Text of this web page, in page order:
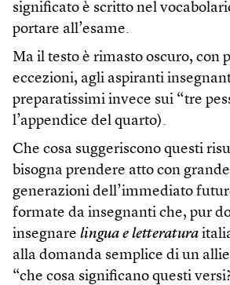
significato è scritto nel
portare all’esame.
Ma il testo è rimasto oscuro, con
eccezioni, agli aspiranti
preparatissimi invece sui “tre
l’appendice del quarto).
Che cosa suggeriscono questi
bisogna prendere atto con
generazioni dell’immediato
formate da insegnanti che, pur
insegnare lingua e letteratura
alla domanda semplice di un
“che cosa significano questi